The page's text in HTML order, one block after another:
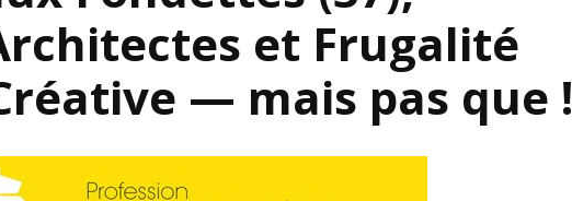
et Frugalité
— mais pas que !